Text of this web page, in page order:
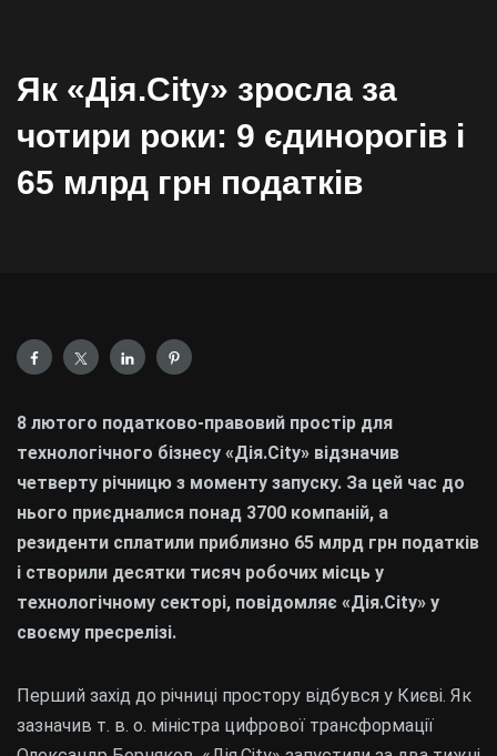
Як «Дія.City» зросла за
чотири роки: 9 єдинорогів і
65 млрд грн податків
8 лютого податково-правовий простір для
технологічного бізнесу «Дія.City» відзначив
четверту річницю з моменту запуску. За цей час до
нього приєдналися понад 3700 компаній, а
резиденти сплатили приблизно 65 млрд грн податків
і створили десятки тисяч робочих місць у
технологічному секторі, повідомляє «Дія.City» у
своєму пресрелізі.
Перший захід до річниці простору відбувся у Києві. Як
зазначив т. в. о. міністра цифрової трансформації